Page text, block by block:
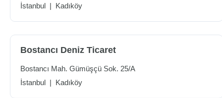
İstanbul | Kadıköy
Bostancı Deniz Ticaret
Bostancı Mah. Gümüşçü Sok. 25/A
İstanbul | Kadıköy